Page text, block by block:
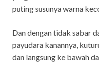
puting susunya warna
Dan dengan tidak sabar
payudara kanannya,
dan langsung ke bawah